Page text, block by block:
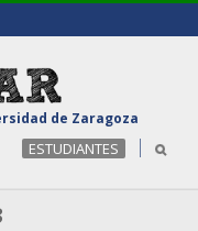
de Zaragoza
ESTUDIANTES